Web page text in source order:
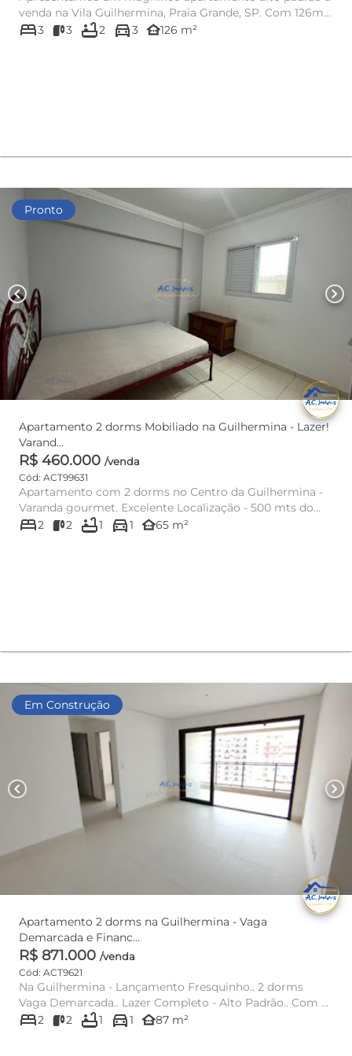
venda na Vila Guilhermina, Praia Grande, SP. Com 126m²
de área útil,...
bed3 3 bathtub2 directions_car3 other_houses126 m²
Pronto
chevron_left chevron_right
Apartamento 2 dorms Mobiliado na Guilhermina - Lazer!
Varand...
R$ 460.000 /venda
Cód: ACT99631
Apartamento com 2 dorms no Centro da Guilhermina -
Varanda gourmet. Excelente Localização - 500 mts do
mar e Próximo à F...
bed2 2 bathtub1 directions_car1 other_houses65 m²
Em Construção
chevron_left chevron_right
Apartamento 2 dorms na Guilhermina - Vaga
Demarcada e Financ...
R$ 871.000 /venda
Cód: ACT9621
Na Guilhermina - Lançamento Fresquinho.. 2 dorms
Vaga Demarcada.. Lazer Completo - Alto Padrão.. Com 2
dormitórios sen...
bed2 2 bathtub1 directions_car1 other_houses87 m²